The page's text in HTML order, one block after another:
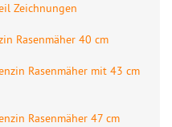
Zeichnungen
Rasenmäher 40 cm
Rasenmäher mit 43 cm
Rasenmäher 47 cm